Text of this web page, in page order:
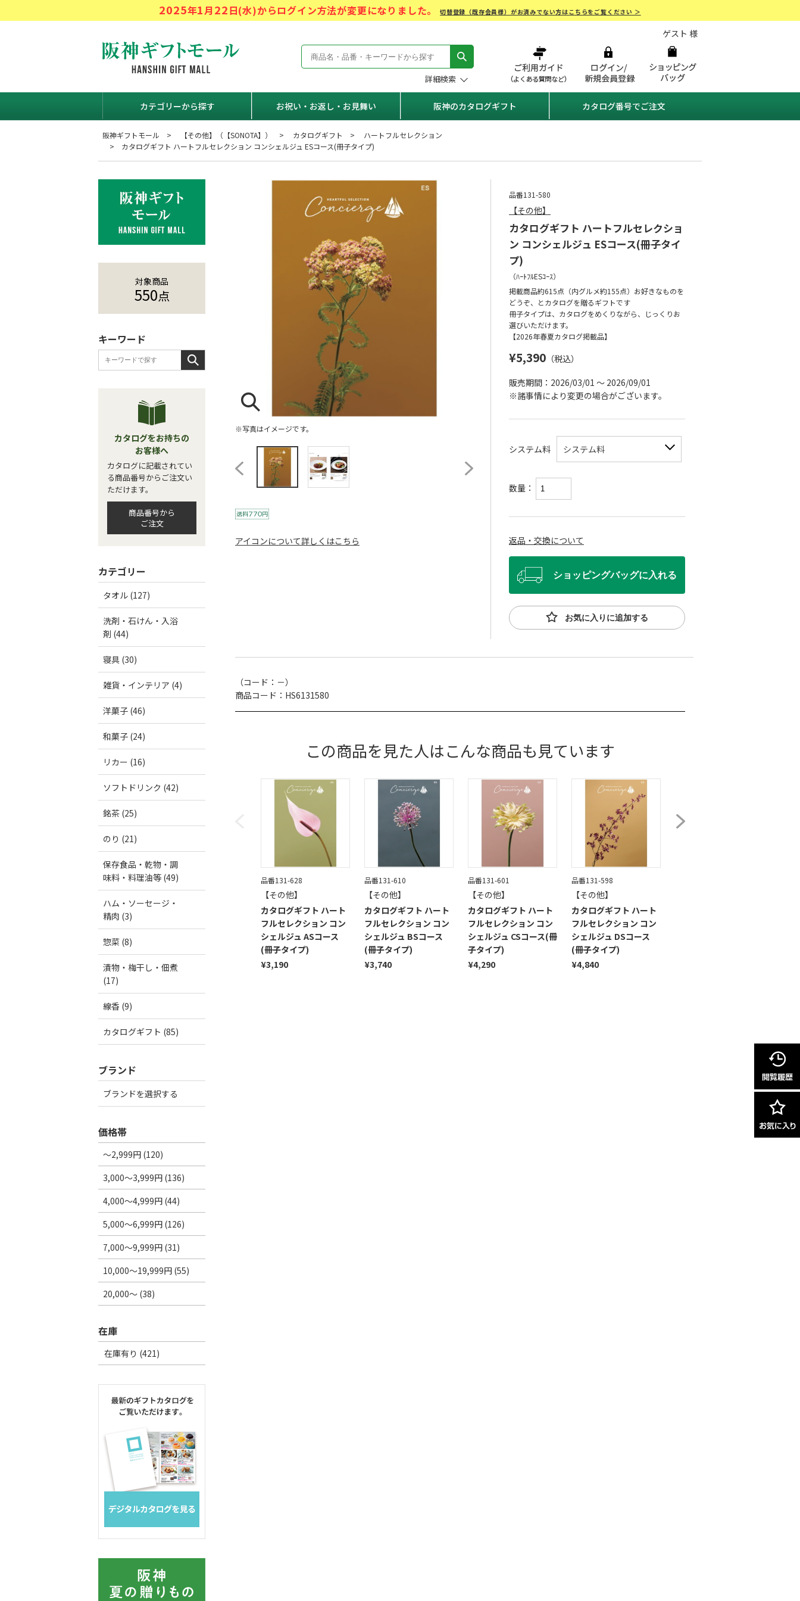
2025年1月22日(水)からログイン方法が変更になりました。切替登録（既存会員様）がお済みでない方はこちらをご覧ください ＞
阪神ギフトモール Hanshin Gift Mall
詳細検索
ゲスト 様
カテゴリーから探す お祝い・お返し・お見舞い 阪神のカタログギフト カタログ番号でご注文
阪神ギフトモール 【その他】（【SONOTA】） カタログギフト
ハートフルセレクション
カタログギフト ハートフルセレクション コンシェルジュ ESコース(冊子タイプ)
※写真はイメージです。
アイコンについて詳しくはこちら
品番131-580
【その他】
カタログギフト ハートフルセレクショ
ン コンシェルジュ ESコース(冊子タイ
プ)
（ﾊｰﾄﾌﾙESｺｰｽ）
掲載商品約615点（内グルメ約155点）お好きなものを
どうぞ、とカタログを贈るギフトです
冊子タイプは、カタログをめくりながら、じっくりお
選びいただけます。
【2026年春夏カタログ掲載品】
¥5,390 （税込）
販売期間：2026/03/01 ～ 2026/09/01
※諸事情により変更の場合がございます。
システム料 システム料
数量：
返品・交換について
ショッピングバッグに入れる
お気に入りに追加する
（コード：－）
商品コード：HS6131580
この商品を見た人はこんな商品も見ています
品番131-628
【その他】
カタログギフト ハート
フルセレクション コン
シェルジュ ASコース
(冊子タイプ)
¥3,190
品番131-610
【その他】
カタログギフト ハート
フルセレクション コン
シェルジュ BSコース
(冊子タイプ)
¥3,740
品番131-601
【その他】
カタログギフト ハート
フルセレクション コン
シェルジュ CSコース(冊
子タイプ)
¥4,290
品番131-598
【その他】
カタログギフト ハート
フルセレクション コン
シェルジュ DSコース
(冊子タイプ)
¥4,840
対象商品
550点
キーワード
カタログをお持ちの
お客様へ
カタログに記載されてい
る商品番号からご注文い
ただけます。
商品番号から
ご注文
カテゴリー
タオル (127)
洗剤・石けん・入浴
剤 (44)
寝具 (30)
雑貨・インテリア (4)
洋菓子 (46)
和菓子 (24)
リカー (16)
ソフトドリンク (42)
銘茶 (25)
のり (21)
保存食品・乾物・調
味料・料理油等 (49)
ハム・ソーセージ・
精肉 (3)
惣菜 (8)
漬物・梅干し・佃煮
(17)
線香 (9)
カタログギフト (85)
ブランド
ブランドを選択する
価格帯
～2,999円 (120)
3,000～3,999円 (136)
4,000～4,999円 (44)
5,000～6,999円 (126)
7,000～9,999円 (31)
10,000～19,999円 (55)
20,000～ (38)
在庫
在庫有り (421)